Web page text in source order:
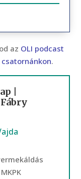
az OLI podcast
csatornánkon.
|